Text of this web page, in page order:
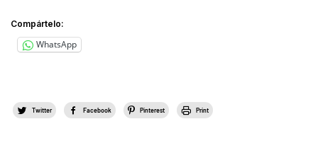
Compártelo:
WhatsApp
Twitter Facebook Pinterest Print